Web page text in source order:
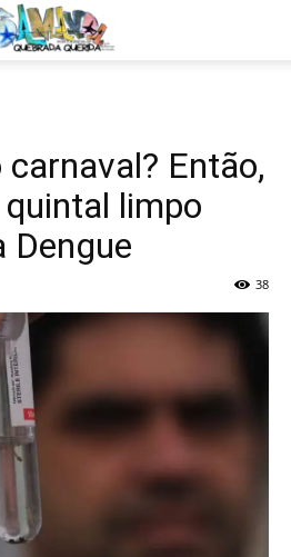
Então,
limpo
Dengue
38